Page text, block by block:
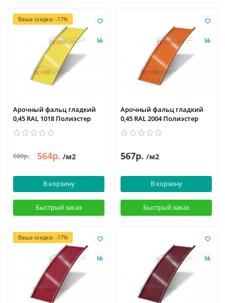
Ваша скидка: -17%
Арочный фальц гладкий
0,45 RAL 1018 Полиэстер
680р. 564р. /м2
В корзину
Быстрый заказ
Арочный фальц гладкий
0,45 RAL 2004 Полиэстер
567р. /м2
В корзину
Быстрый заказ
Ваша скидка: -17%